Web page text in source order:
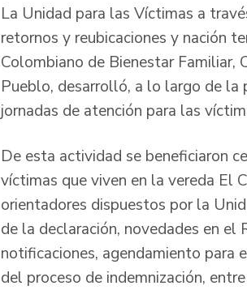
La Unidad para las Víctimas a
retornos y reubicaciones y nación
Colombiano de Bienestar Familiar,
Pueblo, desarrolló, a lo largo de la
jornadas de atención para las
De esta actividad se beneficiaron
víctimas que viven en la vereda El
orientadores dispuestos por la
de la declaración, novedades en
notificaciones, agendamiento para
del proceso de indemnización,